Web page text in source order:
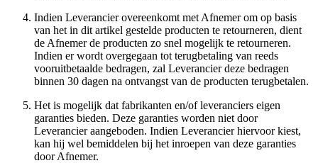
Indien Leverancier overeenkomt met Afnemer om op basis
van het in dit artikel gestelde producten te retourneren, dient
de Afnemer de producten zo snel mogelijk te retourneren.
Indien er wordt overgegaan tot terugbetaling van reeds
vooruitbetaalde bedragen, zal Leverancier deze bedragen
binnen 30 dagen na ontvangst van de producten terugbetalen.
Het is mogelijk dat fabrikanten en/of leveranciers eigen
garanties bieden. Deze garanties worden niet door
Leverancier aangeboden. Indien Leverancier hiervoor kiest,
kan hij wel bemiddelen bij het inroepen van deze garanties
door Afnemer.